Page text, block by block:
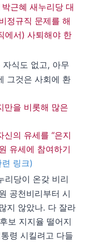
근혜 새누리당 대
정규직 문제를 해
에서) 사퇴해야 한
자식도 없고, 아무
그것은 사회에 환
만을 비롯해 많은
의 유세를 “은지
유세에 참여하기
련 링크)
리당이 온갖 비리
공천비리부터 시
지 않았나. 다 잘라
보 지지율 떨어지
령 시킬려고 다들